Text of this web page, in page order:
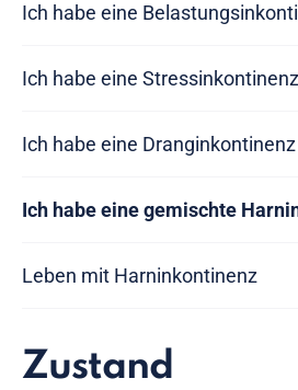
Ich habe eine
Ich habe eine
Ich habe eine Dranginkontinenz
Ich habe eine gemischte
Leben mit Harninkontinenz
Zustand